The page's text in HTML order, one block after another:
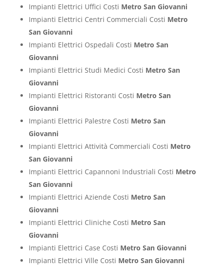
Impianti Elettrici Uffici Costi Metro San Giovanni
Impianti Elettrici Centri Commerciali Costi Metro
San Giovanni
Impianti Elettrici Ospedali Costi Metro San
Giovanni
Impianti Elettrici Studi Medici Costi Metro San
Giovanni
Impianti Elettrici Ristoranti Costi Metro San
Giovanni
Impianti Elettrici Palestre Costi Metro San
Giovanni
Impianti Elettrici Attività Commerciali Costi Metro
San Giovanni
Impianti Elettrici Capannoni Industriali Costi Metro
San Giovanni
Impianti Elettrici Aziende Costi Metro San
Giovanni
Impianti Elettrici Cliniche Costi Metro San
Giovanni
Impianti Elettrici Case Costi Metro San Giovanni
Impianti Elettrici Ville Costi Metro San Giovanni